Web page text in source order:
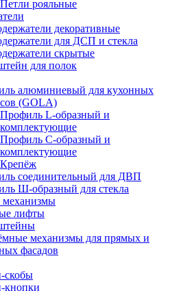
Петли рояльные
декоративные
для ДСП и стекла
скрытые
для полок
алюминиевый для кухонных
(GOLA)
Профиль L-образный и
комплектующие
Профиль C-образный и
комплектующие
Крепёж
соединительный для ДВП
Ш-образный для стекла
лифты
механизмы для прямых и
фасадов
скобы
кнопки